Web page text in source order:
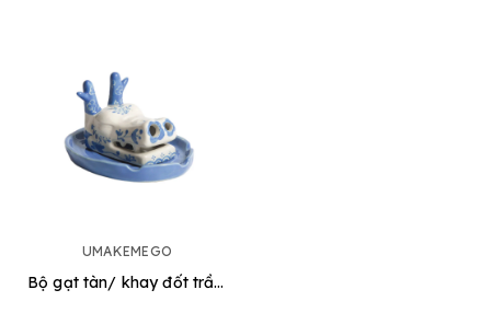
UMAKEMEGO
Bộ gạt tàn/ khay đốt trầm Thần Đìn